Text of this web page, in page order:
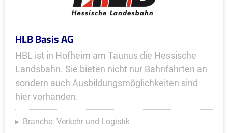
HLB Basis AG
HBL ist in Hofheim am Taunus die Hessische
Landsbahn. Sie bieten nicht nur Bahnfahrten an
sondern auch Ausbildungsmöglichkeiten sind
hier vorhanden.
Branche: Verkehr und Logistik